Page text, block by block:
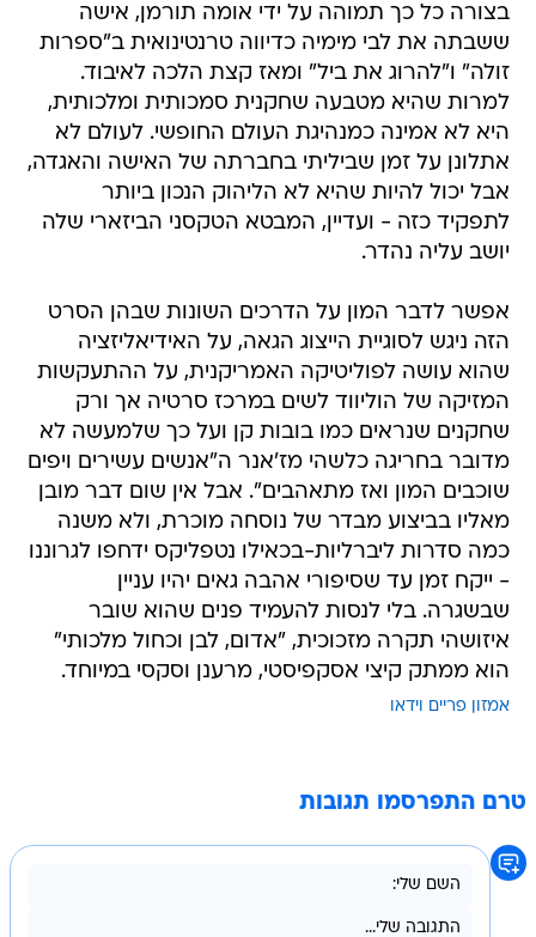
בצורה כל כך תמוהה על ידי אומה תורמן, אישה
ששבתה את לבי מימיה כדיווה טרנטינואית ב"ספרות
זולה" ו"להרוג את ביל" ומאז קצת הלכה לאיבוד.
למרות שהיא מטבעה שחקנית סמכותית ומלכותית,
היא לא אמינה כמנהיגת העולם החופשי. לעולם לא
אתלונן על זמן שביליתי בחברתה של האישה והאגדה,
אבל יכול להיות שהיא לא הליהוק הנכון ביותר
לתפקיד כזה - ועדיין, המבטא הטקסני הביזארי שלה
יושב עליה נהדר.
אפשר לדבר המון על הדרכים השונות שבהן הסרט
הזה ניגש לסוגיית הייצוג הגאה, על האידיאליזציה
שהוא עושה לפוליטיקה האמריקנית, על ההתעקשות
המזיקה של הוליווד לשים במרכז סרטיה אך ורק
שחקנים שנראים כמו בובות קן ועל כך שלמעשה לא
מדובר בחריגה כלשהי מז'אנר ה"אנשים עשירים ויפים
שוכבים המון ואז מתאהבים". אבל אין שום דבר מובן
מאליו בביצוע מבדר של נוסחה מוכרת, ולא משנה
כמה סדרות ליברליות-בכאילו נטפליקס ידחפו לגרוננו
- ייקח זמן עד שסיפורי אהבה גאים יהיו עניין
שבשגרה. בלי לנסות להעמיד פנים שהוא שובר
איזושהי תקרה מזכוכית, "אדום, לבן וכחול מלכותי"
הוא ממתק קיצי אסקפיסטי, מרענן וסקסי במיוחד.
אמזון פריים וידאו
טרם התפרסמו תגובות